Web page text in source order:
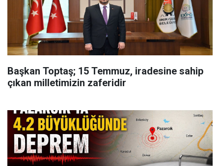
Başkan Toptaş; 15 Temmuz, iradesine sahip
çıkan milletimizin zaferidir